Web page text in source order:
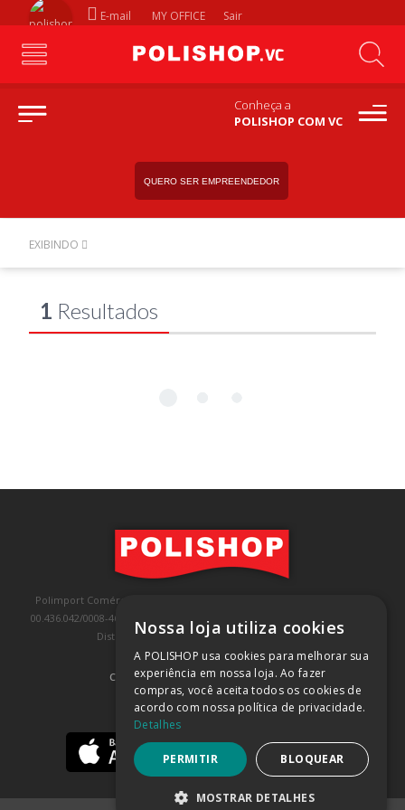
E-mail MY OFFICE Sair
Conheça a
POLISHOP COM VC
QUERO SER EMPREENDEDOR
EXIBINDO
1 Resultados
Polimport Comércio e Exportação LTDA, inscrita no CNPJ/MF sob o nº
00.436.042/0008-46, IE 407.458.707.103, com sede na Rua Kanebo, nº 175,
Distrito Industrial, Jundiaí/SP, CEP: 13213-090
COMPRA 100% SEGURA (SAIBA MAIS)
BAIXE NOSSO APP
Nossa loja utiliza cookies
A POLISHOP usa cookies para melhorar sua
experiência em nossa loja. Ao fazer
compras, você aceita todos os cookies de
acordo com nossa política de privacidade.
Detalhes
PERMITIR BLOQUEAR
MOSTRAR DETALHES